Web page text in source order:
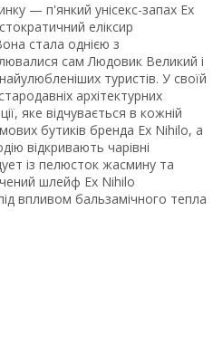
— п'янкий унісекс-запах Ex
еліксир
стала однією з
сам Людовик Великий і
туристів. У своїй
архітектурних
яке відчувається в кожній
бутиків бренда Ex Nihilo, а
відкривають чарівні
із пелюсток жасмину та
шлейф Ex Nihilo
впливом бальзамічного тепла